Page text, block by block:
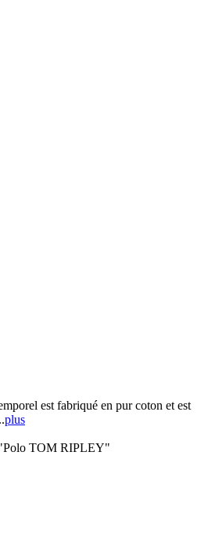
est fabriqué en pur coton et est
plus
TOM RIPLEY"